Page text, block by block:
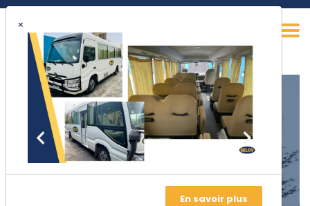
Large gamme de
véhicules disponibles
×
En savoir plus